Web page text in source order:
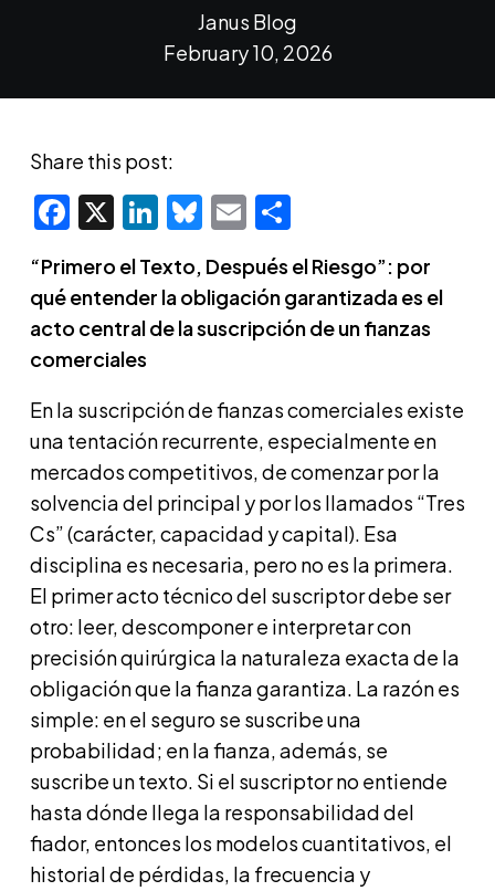
Janus Blog
February 10, 2026
Share this post:
Facebook
X LinkedIn
Bluesky
Email
“Primero el Texto, Después el Riesgo”: por
qué entender la obligación garantizada es el
acto central de la suscripción de un fianzas
comerciales
En la suscripción de fianzas comerciales existe
una tentación recurrente, especialmente en
mercados competitivos, de comenzar por la
solvencia del principal y por los llamados “Tres
Cs” (carácter, capacidad y capital). Esa
disciplina es necesaria, pero no es la primera.
El primer acto técnico del suscriptor debe ser
otro: leer, descomponer e interpretar con
precisión quirúrgica la naturaleza exacta de la
obligación que la fianza garantiza. La razón es
simple: en el seguro se suscribe una
probabilidad; en la fianza, además, se
suscribe un texto. Si el suscriptor no entiende
hasta dónde llega la responsabilidad del
fiador, entonces los modelos cuantitativos, el
historial de pérdidas, la frecuencia y